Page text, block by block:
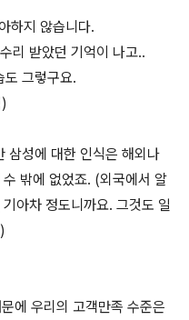
하지 않습니다.
리 받았던 기억이 나고..
도 그렇구요.
삼성에 대한 인식은 해외나
밖에 없었죠. (외국에서 알
아차 정도니까요. 그것도 일
에 우리의 고객만족 수준은